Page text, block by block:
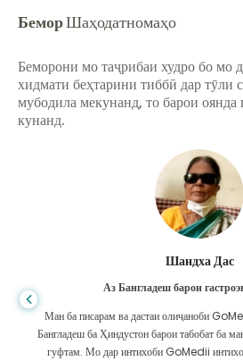
БеморШаҳодатномаҳо
Беморони мо таҷрибаи худро бо мо
хидмати беҳтарини тиббӣ дар тӯли
мубодила мекунанд, то барои оянда
кунанд.
Шандха Дас
Аз Бангладеш барои
Ман ба писарам ва дастаи олиҷаноби
Бангладеш ба Ҳиндустон барои табобат ба
гуфтам. Мо дар интихоби GoMedii